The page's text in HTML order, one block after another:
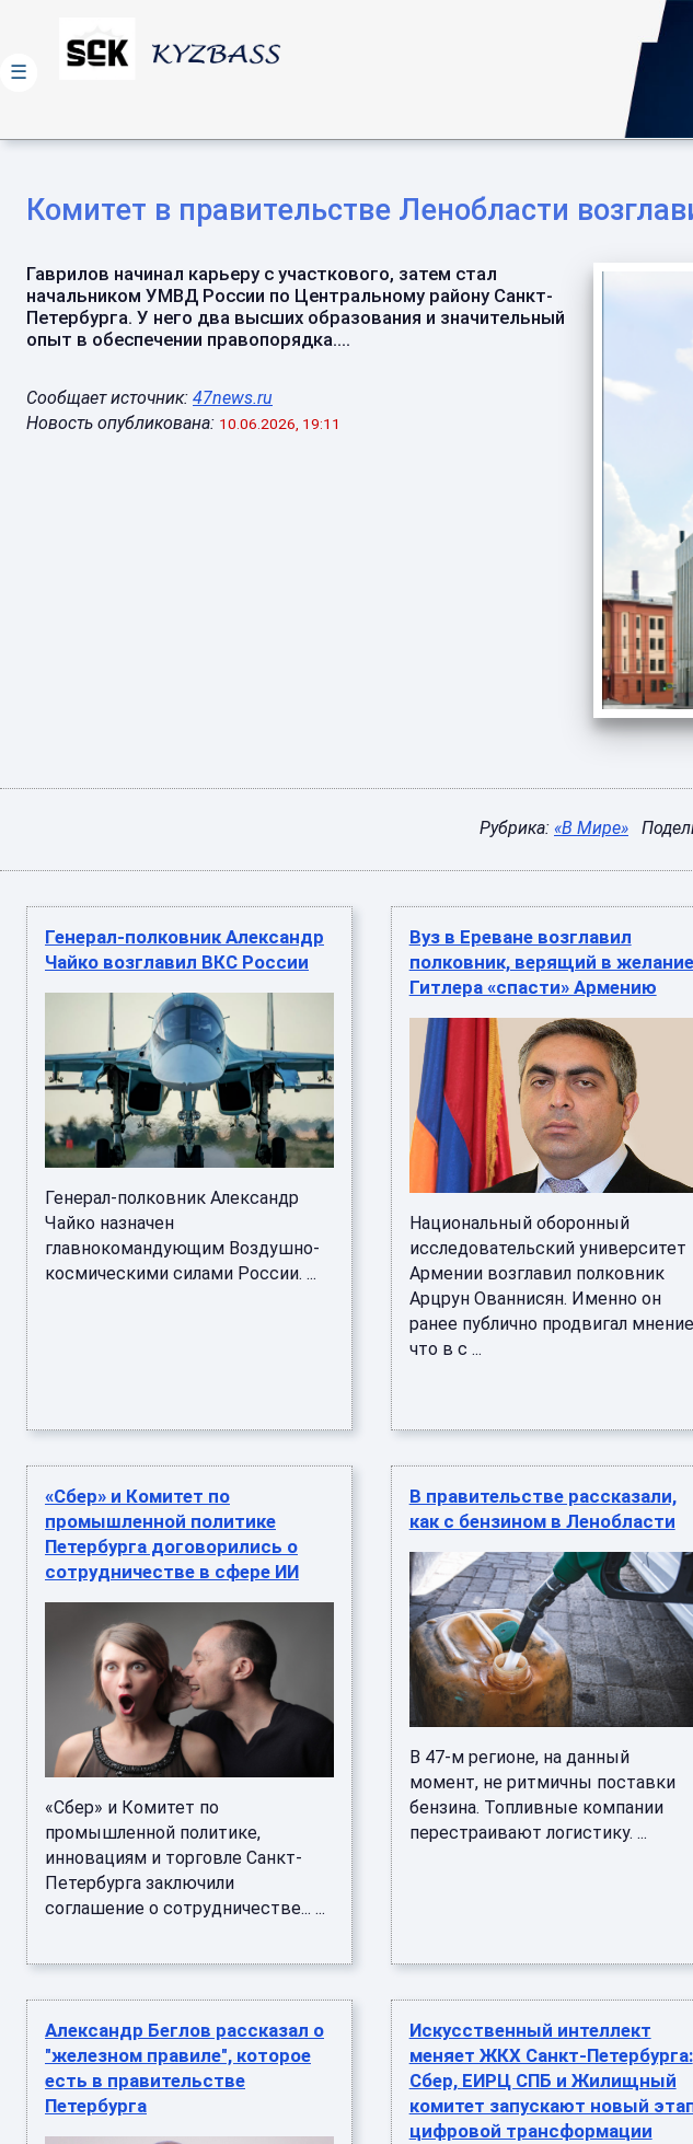
Комитет в правительстве Ленобласти
Гаврилов начинал карьеру с участкового, затем стал
начальником УМВД России по Центральному району Санкт-
Петербурга. У него два высших образования и значительный
опыт в обеспечении правопорядка....
Сообщает источник: 47news.ru
Новость опубликована: 10.06.2026, 19:11
Рубрика: «В Мире»
Генерал-полковник Александр
Чайко возглавил ВКС России
Генерал-полковник Александр
Чайко назначен
главнокомандующим Воздушно-
космическими силами России. ...
Вуз в Ереване возглавил
полковник, верящий в желание
Гитлера «спасти» Армению
Национальный оборонный
исследовательский университет
Армении возглавил полковник
Арцрун Ованнисян. Именно он
ранее публично продвигал
что в с ...
«Сбер» и Комитет по
промышленной политике
Петербурга договорились о
сотрудничестве в сфере ИИ
«Сбер» и Комитет по
промышленной политике,
инновациям и торговле Санкт-
Петербурга заключили
соглашение о сотрудничестве... ...
В правительстве рассказали,
как с бензином в Ленобласти
В 47-м регионе, на данный
момент, не ритмичны поставки
бензина. Топливные компании
перестраивают логистику. ...
Александр Беглов рассказал о
"железном правиле", которое
есть в правительстве
Петербурга
Искусственный интеллект
меняет ЖКХ Санкт-Петербурга:
Сбер, ЕИРЦ СПБ и Жилищный
комитет запускают новый
цифровой трансформации
☰